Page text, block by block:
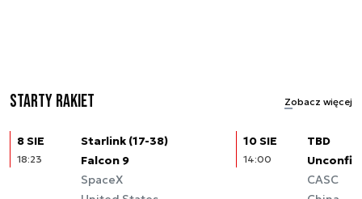
Starty rakiet Zobacz więcej
8 SIE
18:23
Starlink (17-38)
Falcon 9
SpaceX
10 SIE
14:00
TBD
CASC